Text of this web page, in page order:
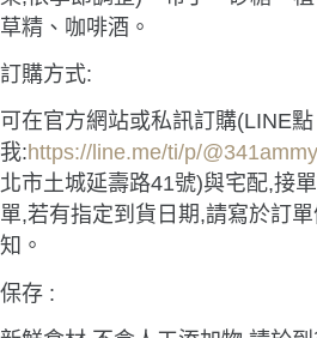
草精、咖啡酒。
訂購方式:
可在官方網站或私訊訂購(LINE點
我: https://line.me/ti/p/
北市土城延壽路41號)與宅配,接
單,若有指定到貨日期,請寫於訂
知。
保存 :